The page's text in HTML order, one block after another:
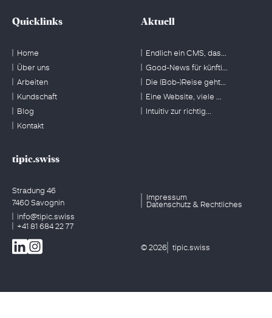
Quicklinks
Home
Über uns
Arbeiten
Kundschaft
Blog
Kontakt
Aktuell
Endlich ein CMS, das...
Good-News für künfti...
Die (Bob-)Reise geht...
Eine Website, viele ...
Intuitiv zur richtig...
tipic.swiss
Stradung 46
7460 Savognin
info@tipic.swiss
+41 81 684 22 77
© 2026 tipic.swiss
Impressum
Datenschutz & Rechtliches